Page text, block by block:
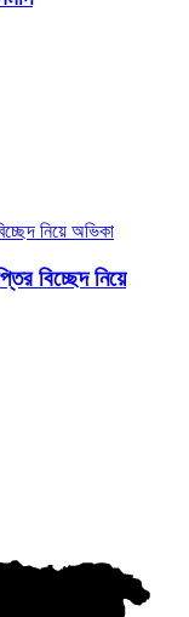
বিচ্ছেদ নিয়ে